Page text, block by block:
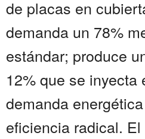
de placas en
demanda un 78%
estándar; produce
12% que se inyecta
demanda
eficiencia radical.